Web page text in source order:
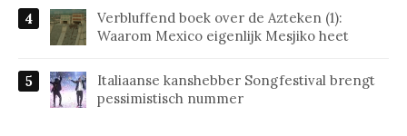
Verbluffend boek over de Azteken (1):
Waarom Mexico eigenlijk Mesjiko heet
Italiaanse kanshebber Songfestival brengt
pessimistisch nummer